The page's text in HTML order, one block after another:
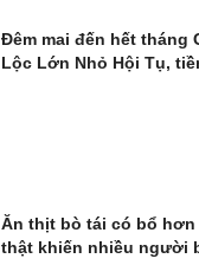
Đêm mai đến hết tháng
Lộc Lớn Nhỏ Hội Tụ,
Ăn thịt bò tái có bổ
thật khiến nhiều người